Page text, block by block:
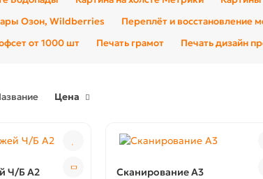
Озон, Wildberries
Переплёт и восстановление
от 1000 шт
Печать грамот Печать дизайн
Цена
Ч/Б А2 Сканирование А3